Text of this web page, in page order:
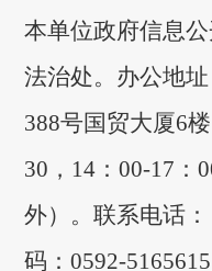
本单位政府信息
法治处。办公地
388号国贸大厦6
30，14：00-17：
外）。联系电话
码：0592-5165615